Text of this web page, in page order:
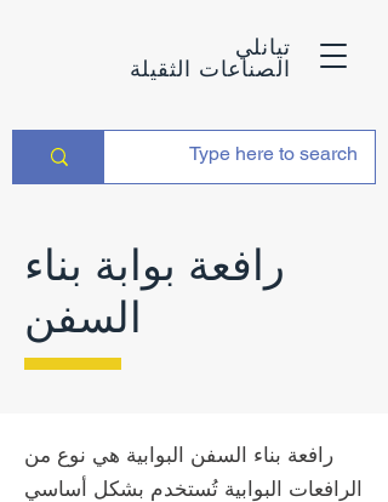
تيانلي
الصناعات الثقيلة
رافعة بوابة بناء
السفن
رافعة بناء السفن البوابية هي نوع من
الرافعات البوابية تُستخدم بشكل أساسي